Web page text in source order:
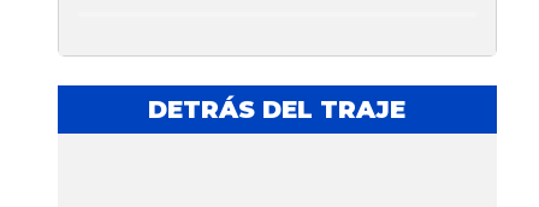
DETRÁS DEL TRAJE